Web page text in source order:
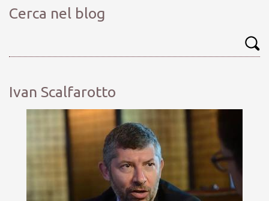
Cerca nel blog
Ivan Scalfarotto